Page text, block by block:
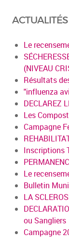
Le
(NIVEAU
Résultats
"influenza
DECLAREZ
Les
Campagne
Inscriptions
Le
Bulletin
LA
ou Sangliers
Campagne